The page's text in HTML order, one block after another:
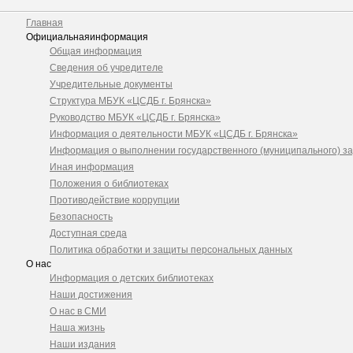
Главная
Официальнаяинформация
Общая информация
Сведения об учредителе
Учредительные документы
Структура МБУК «ЦСДБ г. Брянска»
Руководство МБУК «ЦСДБ г. Брянска»
Информация о деятельности МБУК «ЦСДБ г. Брянска»
Информация о выполнении государственного (муниципального)
Иная информация
Положения о библиотеках
Противодействие коррупции
Безопасность
Доступная среда
Политика обработки и защиты персональных данных
О нас
Информация о детских библиотеках
Наши достижения
О нас в СМИ
Наша жизнь
Наши издания